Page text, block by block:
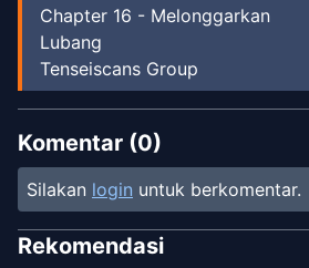
Chapter 16 - Melonggarkan
Lubang
Tenseiscans Group
Chapter -Tidak bisa horny
dengan perut kosong
Tenseiscans Group
Chapter14 -Menjadi Horny
Komentar (0)
Silakan login untuk berkomentar.
Rekomendasi